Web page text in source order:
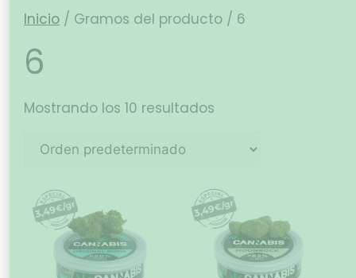
Inicio / Gramos del producto / 6
6
Mostrando los 10 resultados